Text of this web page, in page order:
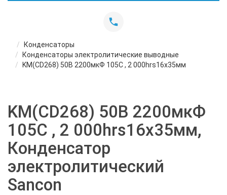
Конденсаторы
Конденсаторы электролитические выводные
KM(CD268) 50В 2200мкФ 105C , 2 000hrs16х35мм
KM(CD268) 50В 2200мкФ
105C , 2 000hrs16х35мм,
Конденсатор
электролитический
Sancon